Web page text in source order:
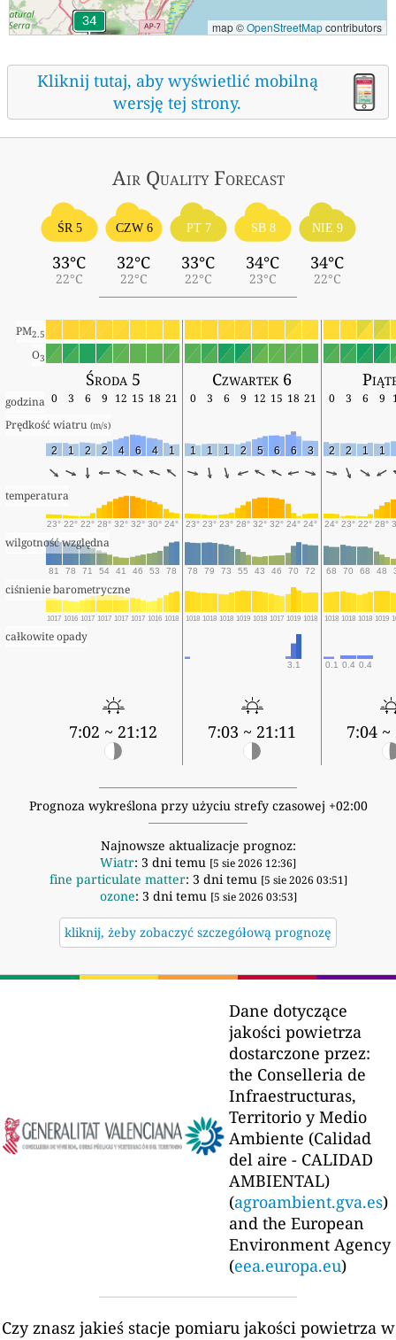
map ©OpenStreetMapcontributors
Kliknij tutaj, aby wyświetlić mobilną
wersję tej strony.
Air QualityForecast
ŚR 5
33°C
22°C
CZW 6
32°C
22°C
PT 7
33°C
22°C
SB 8
34°C
23°C
NIE 9
34°C
22°C
PM2.5
O3
Środa 5 Czwartek 6
godzina 0 3 6 9 12 15 18 21 0 3 6 9 12 15 18 21 0 3 6 9
Prędkość wiatru (m/s)
2 1 2 2 4 6 4 1 1 1 1 2 5 6 6 3 2 2 1 1
temperatura
23° 22° 22° 28° 32° 32° 30° 24° 23° 23° 23° 28° 32° 32° 24° 24° 24° 23° 22° 28°
wilgotność względna
81 78 71 54 41 46 53 78 78 79 73 55 43 46 70 72 68 70 68 48
ciśnienie barometryczne
1017 1016 1017 1017 1017 1017 1016 1018 1018 1018 1018 1019 1018 1017 1019 1018 1018 1018 1018 1019
całkowite opady
3.1 0.1 0.4 0.4
7:02 ~ 21:12 7:03 ~ 21:11 7:04 ~
Prognoza wykreślona przy użyciu strefy czasowej +02:00
Najnowsze aktualizacje prognoz:
Wiatr: 3 dni temu [5 sie 2026 12:36]
fine particulate matter: 3 dni temu [5 sie 2026 03:51]
ozone: 3 dni temu [5 sie 2026 03:53]
kliknij, żeby zobaczyć szczegółową prognozę
Dane dotyczące
jakości powietrza
dostarczone przez:
the Conselleria de
Infraestructuras,
Territorio y Medio
Ambiente (Calidad
del aire - CALIDAD
AMBIENTAL)
(agroambient.gva.es)
and the European
Environment Agency
(eea.europa.eu)
Czy znasz jakieś stacje pomiaru jakości powietrza w